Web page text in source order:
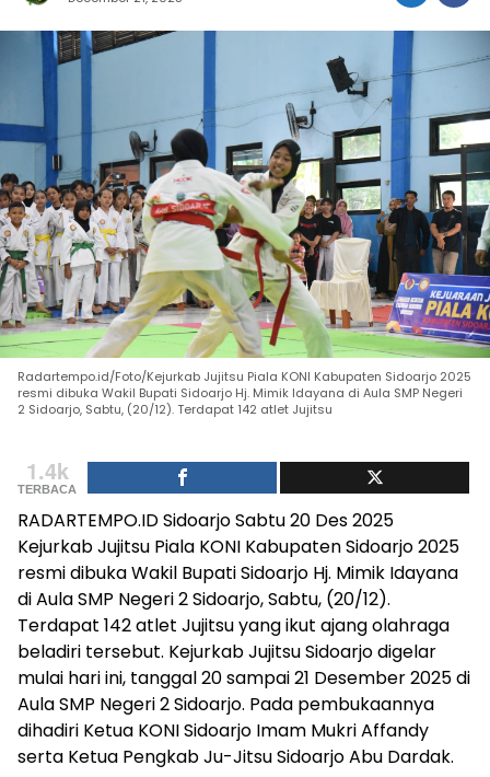
Radartempo.id/Foto/Kejurkab Jujitsu Piala KONI Kabupaten Sidoarjo 2025
resmi dibuka Wakil Bupati Sidoarjo Hj. Mimik Idayana di Aula SMP Negeri
2 Sidoarjo, Sabtu, (20/12). Terdapat 142 atlet Jujitsu
1.4k
TERBACA
RADARTEMPO.ID Sidoarjo Sabtu 20 Des 2025
Kejurkab Jujitsu Piala KONI Kabupaten Sidoarjo 2025
resmi dibuka Wakil Bupati Sidoarjo Hj. Mimik Idayana
di Aula SMP Negeri 2 Sidoarjo, Sabtu, (20/12).
Terdapat 142 atlet Jujitsu yang ikut ajang olahraga
beladiri tersebut. Kejurkab Jujitsu Sidoarjo digelar
mulai hari ini, tanggal 20 sampai 21 Desember 2025 di
Aula SMP Negeri 2 Sidoarjo. Pada pembukaannya
dihadiri Ketua KONI Sidoarjo Imam Mukri Affandy
serta Ketua Pengkab Ju-Jitsu Sidoarjo Abu Dardak.